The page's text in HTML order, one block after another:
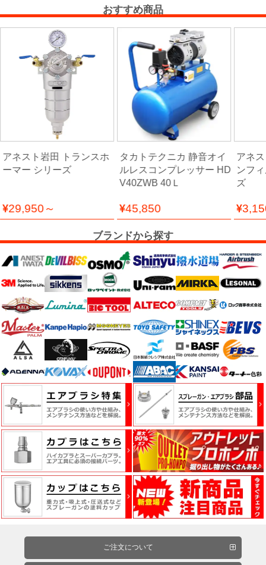
ブ
ラ
シ
コ
プ
レ
サ
ー・
エ
ア
ー
経
路
ン
パ
ウ
ン
バ
フ・
おすすめ商品
アネスト岩田 トランスホ
ーマー シリーズ
29,950～
タカトテクニカ 静音オイ
ルレスコンプレッサー HD
V40ZWB 40Ｌ
45,850
アネ
ンフ
ズ
ブランドから探す
ご注文について